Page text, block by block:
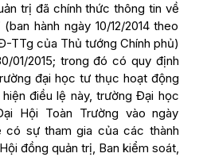
trị đã chính thức thông tin về
hành ngày 10/12/2014 theo
TTg của Thủ tướng Chính phủ)
01/2015; trong đó có quy định
đại học tư thục hoạt động
điều lệ này, trường Đại học
Hội Toàn Trường vào ngày
có sự tham gia của các thành
đồng quản trị, Ban kiểm soát,